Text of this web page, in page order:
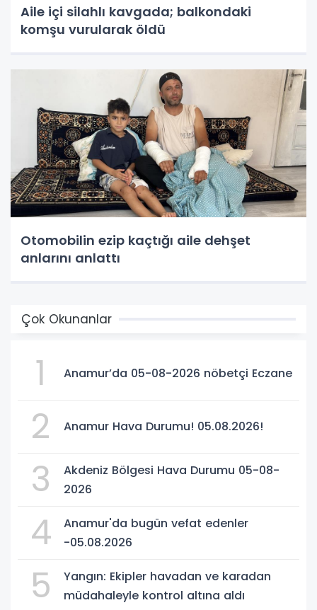
Aile içi silahlı kavgada; balkondaki
komşu vurularak öldü
Otomobilin ezip kaçtığı aile dehşet
anlarını anlattı
Çok Okunanlar
1 Anamur’da 05-08-2026 nöbetçi Eczane
2 Anamur Hava Durumu! 05.08.2026!
3
Akdeniz Bölgesi Hava Durumu 05-08-
2026
4
Anamur'da bugün vefat edenler
-05.08.2026
5
Yangın: Ekipler havadan ve karadan
müdahaleyle kontrol altına aldı